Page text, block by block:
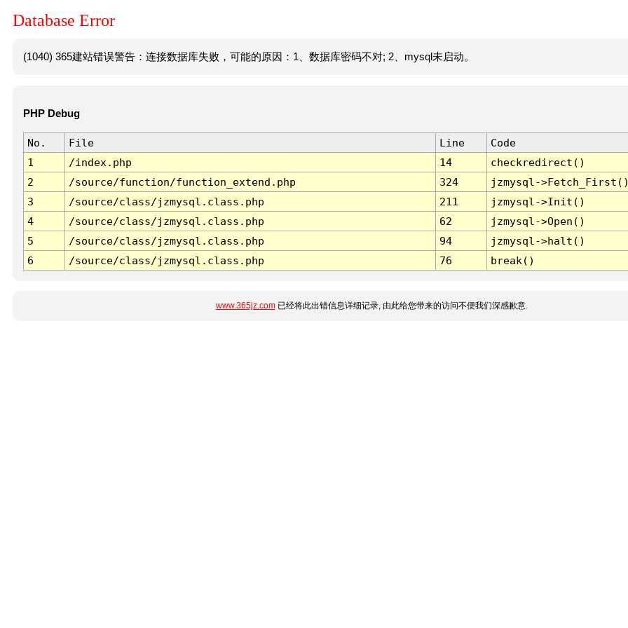
Database Error
(1040) 365建站错误警告：连接数据库失败，可能的原因：1、数据库密码不对; 2、mysql未启动。
PHP Debug
No. File Line
Code
1
/index.php 14
checkredirect()
2
/source/function/function_extend.php 324
jzmysql-
3
/source/class/jzmysql.class.php 211
jzmysql->Init()
4
/source/class/jzmysql.class.php 62
jzmysql->Open()
5
/source/class/jzmysql.class.php 94
jzmysql->halt()
6
/source/class/jzmysql.class.php 76 break()
www.365jz.com已经将此出错信息详细记录, 由此给您带来的访问不便我们深感歉意.